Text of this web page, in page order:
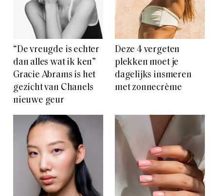
“De vreugde is echter
dan alles wat ik ken”
Gracie Abrams is het
gezicht van Chanels
nieuwe geur
Deze 4 vergeten
plekken moet je
dagelijks insmeren
met zonnecrème